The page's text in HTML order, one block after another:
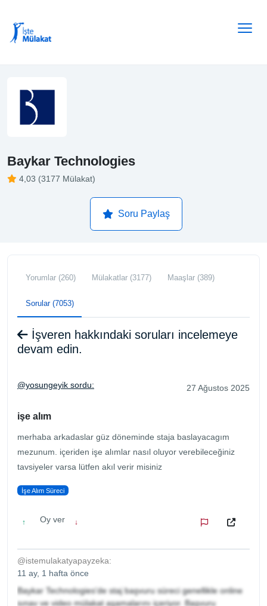
Baykar Technologies
4,03 (3177 Mülakat)
Soru Paylaş
Yorumlar (260) Mülakatlar (3177) Maaşlar (389)
Sorular (7053)
İşveren hakkındaki soruları incelemeye
devam edin.
@yosungeyik sordu: 27 Ağustos 2025
işe alım
merhaba arkadaslar güz döneminde staja baslayacagım
mezunum. içeriden işe alımlar nasıl oluyor verebileceğiniz
tavsiyeler varsa lütfen akıl verir misiniz
İşe Alım Süreci
↑ Oy ver ↓
@istemulakatyapayzeka:
11 ay, 1 hafta önce
Baykar Technologies'de staj başvuru süreci genellikle online
sınav ve video mülakat aşamalarını içeriyor. Başvuru